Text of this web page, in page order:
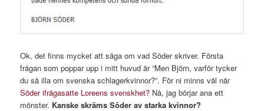
Ok, det finns mycket att säga om vad Söder skriver. Första
frågan som poppar upp i mitt huvud är “Men Björn, varför tycker
du så illa om svenska schlagerkvinnor?”. För ni minns väl när
Söder ifrågasatte Loreens svenskhet? Nå, jag börjar ana ett
mönster. Kanske skräms Söder av starka kvinnor?